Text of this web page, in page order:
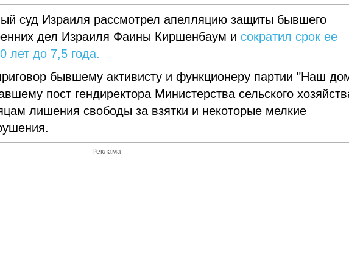
суд Израиля рассмотрел апелляцию защиты бывшего
дел Израиля Фаины Киршенбаум исократил срок ее
лет до 7,5 года.
бывшему активисту и функционеру партии "Наш
пост гендиректора Министерства сельского
лишения свободы за взятки и некоторые мелкие
Реклама